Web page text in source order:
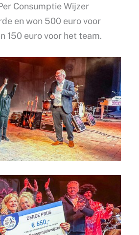
Consumptie Wijzer
en won 500 euro voor
150 euro voor het team.